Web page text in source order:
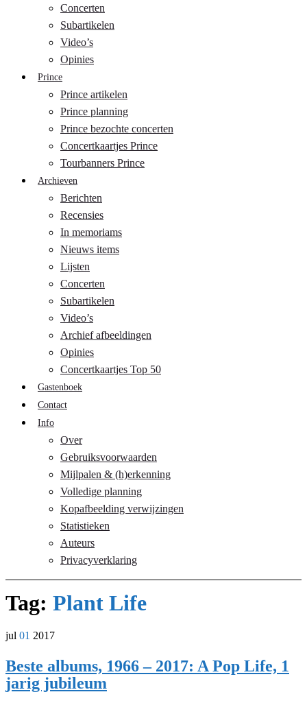
Concerten
Subartikelen
Video’s
Opinies
Prince
Prince artikelen
Prince planning
Prince bezochte concerten
Concertkaartjes Prince
Tourbanners Prince
Archieven
Berichten
Recensies
In memoriams
Nieuws items
Lijsten
Concerten
Subartikelen
Video’s
Archief afbeeldingen
Opinies
Concertkaartjes Top 50
Gastenboek
Contact
Info
Over
Gebruiksvoorwaarden
Mijlpalen & (h)erkenning
Volledige planning
Kopafbeelding verwijzingen
Statistieken
Auteurs
Privacyverklaring
Tag: Plant Life
jul 01 2017
Beste albums, 1966 – 2017: A Pop Life, 1
jarig jubileum